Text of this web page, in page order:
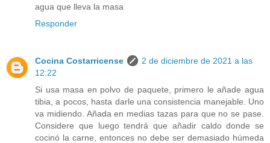
agua que lleva la masa
Responder
Cocina Costarricense
2 de diciembre de 2021 a las
12:22
Si usa masa en polvo de paquete, primero le añade agua
tibia, a pocos, hasta darle una consistencia manejable. Uno
va midiendo. Añada en medias tazas para que no se pase.
Considere que luego tendrá que añadir caldo donde se
cocinó la carne, entonces no debe ser demasiado húmeda